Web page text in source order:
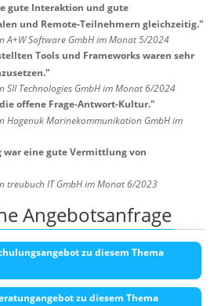
gute Interaktion und gute
und Remote-Teilnehmern gleichzeitig."
A+W Software GmbH im Monat 5/2024
Tools und Frameworks waren sehr
"
SII Technologies GmbH im Monat 6/2024
offene Frage-Antwort-Kultur."
Hagenuk Marinekommunikation GmbH im
war eine gute Vermittlung von
treubuch IT GmbH im Monat 6/2023
Angebotsanfrage
zu diesem Thema
zu diesem Thema